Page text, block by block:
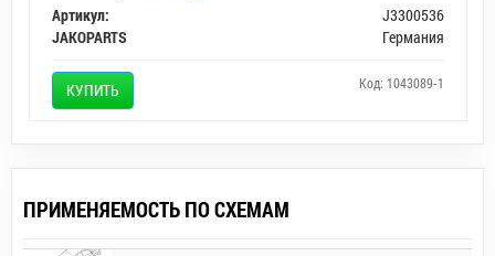
Артикул:
J3300536
JAKOPARTS
Германия
КУПИТЬ Код: 1043089-1
ПРИМЕНЯЕМОСТЬ ПО СХЕМАМ